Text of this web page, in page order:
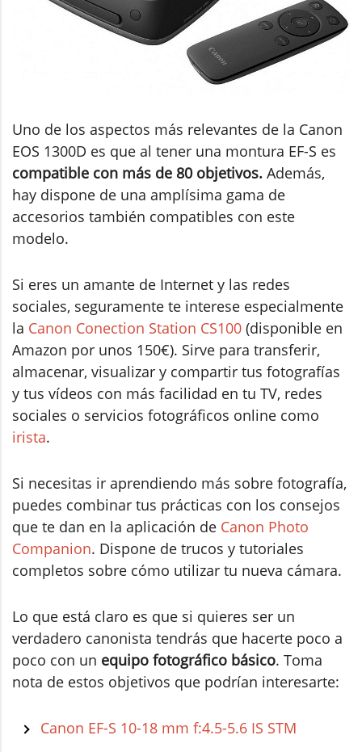
Uno de los aspectos más relevantes de la Canon
EOS 1300D es que al tener una montura EF-S es
compatible con más de 80 objetivos. Además,
hay dispone de una amplísima gama de
accesorios también compatibles con este
modelo.
Si eres un amante de Internet y las redes
sociales, seguramente te interese especialmente
la Canon Conection Station CS100 (disponible en
Amazon por unos 150€). Sirve para transferir,
almacenar, visualizar y compartir tus fotografías
y tus vídeos con más facilidad en tu TV, redes
sociales o servicios fotográficos online como
irista.
Si necesitas ir aprendiendo más sobre fotografía,
puedes combinar tus prácticas con los consejos
que te dan en la aplicación de Canon Photo
Companion. Dispone de trucos y tutoriales
completos sobre cómo utilizar tu nueva cámara.
Lo que está claro es que si quieres ser un
verdadero canonista tendrás que hacerte poco a
poco con un equipo fotográfico básico. Toma
nota de estos objetivos que podrían interesarte:
Canon EF-S 10-18 mm f:4.5-5.6 IS STM